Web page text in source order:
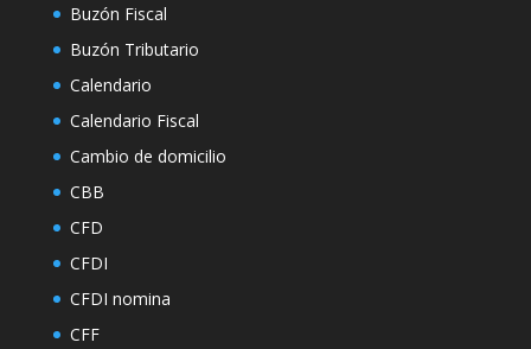
Buzón Fiscal
Buzón Tributario
Calendario
Calendario Fiscal
Cambio de domicilio
CBB
CFD
CFDI
CFDI nomina
CFF